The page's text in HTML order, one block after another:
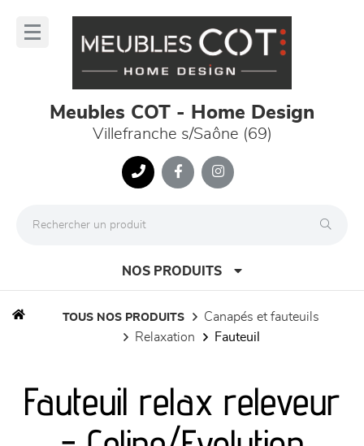
Meubles COT - Home Design
Villefranche s/Saône (69)
NOS PRODUITS
séjours
TOUS NOS PRODUITS
canapés et fauteuils
relaxation
fauteuil
Fauteuil relax releveur